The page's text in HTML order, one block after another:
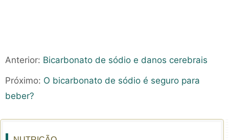
Anterior: Bicarbonato de sódio e danos cerebrais
Próximo: O bicarbonato de sódio é seguro para
beber?